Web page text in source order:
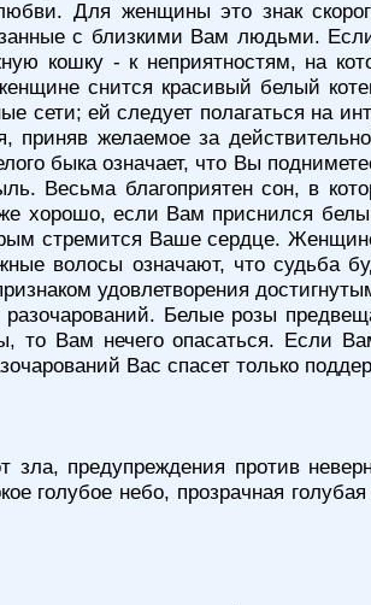
Для женщины это знак
с близкими Вам людьми.
кошку - к неприятностям, на
снится красивый белый
сети; ей следует полагаться на
желаемое за
быка означает, что Вы
Весьма благоприятен сон, в
хорошо, если Вам приснился
стремится Ваше сердце.
волосы означают, что судьба
удовлетворения
Белые розы
Вам нечего опасаться. Если
Вас спасет только
предупреждения против
голубое небо, прозрачная